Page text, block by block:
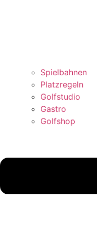
Spielbahnen
Platzregeln
Golfstudio
Gastro
Golfshop